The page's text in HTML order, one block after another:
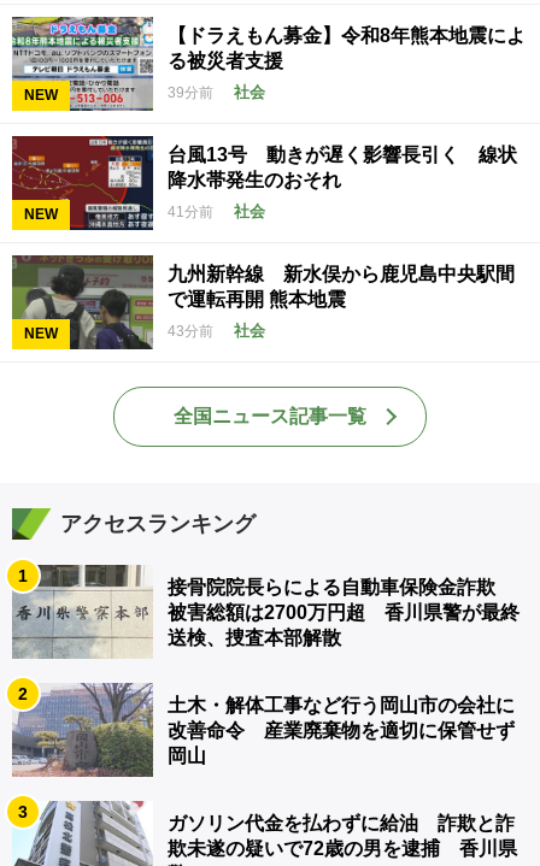
NEW
【ドラえもん募金】令和8年熊本地震によ
る被災者支援
39分前 社会
NEW
台風13号 動きが遅く影響長引く 線状
降水帯発生のおそれ
41分前 社会
NEW
九州新幹線 新水俣から鹿児島中央駅間
で運転再開 熊本地震
43分前 社会
全国ニュース記事一覧
アクセスランキング
1
接骨院院長らによる自動車保険金詐欺
被害総額は2700万円超 香川県警が最終
送検、捜査本部解散
2
土木・解体工事など行う岡山市の会社に
改善命令 産業廃棄物を適切に保管せず
岡山
3
ガソリン代金を払わずに給油 詐欺と詐
欺未遂の疑いで72歳の男を逮捕 香川県